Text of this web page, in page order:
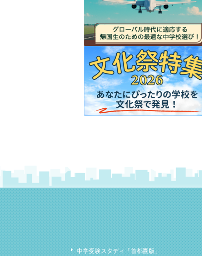
中学受験スタディ「首都圏版」